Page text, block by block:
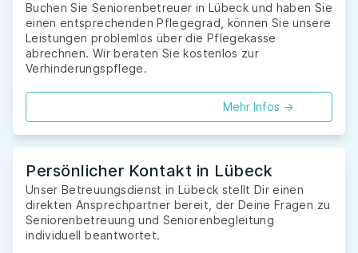
Buchen Sie Seniorenbetreuer in Lübeck und haben Sie
einen entsprechenden Pflegegrad, können Sie unsere
Leistungen problemlos über die Pflegekasse
abrechnen. Wir beraten Sie kostenlos zur
Verhinderungspflege.
Mehr Infos ->
Persönlicher Kontakt in Lübeck
Unser Betreuungsdienst in Lübeck stellt Dir einen
direkten Ansprechpartner bereit, der Deine Fragen zu
Seniorenbetreuung und Seniorenbegleitung
individuell beantwortet.